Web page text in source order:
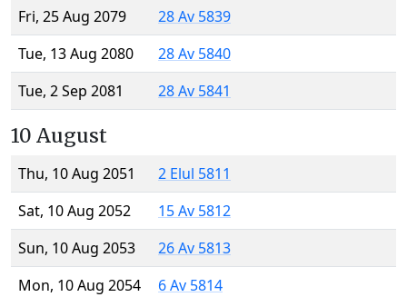
Fri, 25 Aug 2079
28 Av 5839
Tue, 13 Aug 2080
28 Av 5840
Tue, 2 Sep 2081
28 Av 5841
10 August
Thu, 10 Aug 2051
2 Elul 5811
Sat, 10 Aug 2052
15 Av 5812
Sun, 10 Aug 2053
26 Av 5813
Mon, 10 Aug 2054
6 Av 5814